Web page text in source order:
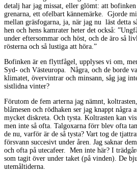
detalj har jag missat, eller glömt: att
grenarna, ett ofelbart kännemärke. Gjorde
mellan gräsfogarna, ja, när jag nu läst detta
hen och hens kamrater heter det också:
under eftersommar och höst, och de äro så
rösterna och så lustiga att höra.”
Bofinken är en flyttfågel, upplyses vi om,
Syd- och Västeuropa. Några, och de borde
klimatet, övervintrar och minsann, såg jag
sistlidna vinter?
Förutom de fem arterna jag nämnt,
blåmesen och rödhaken ser jag knappt några
mycket diskreta. Och tysta. Koltrasten kan
men inte så ofta. Talgoxarna förr blev ofta
de nu, varför är de så tysta? Vart tog de
försvann succesivt under åren. Jag saknar
och ofta på utecafeer. Men inte här? I
som tagit över under taket (på vinden). De
utemåltiderna.